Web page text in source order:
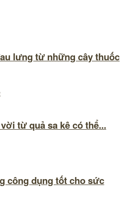
lưng từ những cây thuốc
từ quả sa kê có thể...
công dụng tốt cho sức